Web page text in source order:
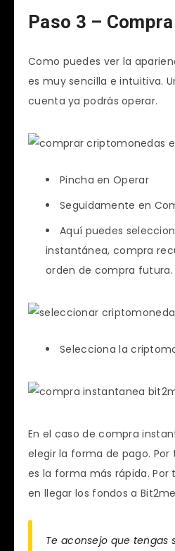
Paso 3 – Compra
Como puedes ver la
es muy sencilla e intuitiva.
cuenta ya podrás operar.
Pincha en Operar
Seguidamente en
Aquí puedes
instantánea, compra
orden de compra futura.
Selecciona la
En el caso de compra
elegir la forma de pago. Por
es la forma más rápida.
en llegar los fondos a
Te aconsejo que tengas